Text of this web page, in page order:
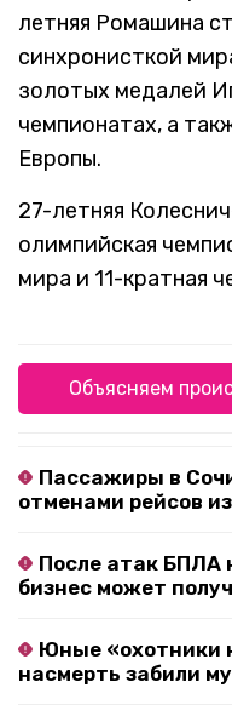
летняя Ромашина
синхронисткой
золотых медалей
чемпионатах, а
Европы.
27-летняя
олимпийская
мира и 11-кратная
Объясняем
Пассажиры в
отменами рейсов
После атак БПЛА
бизнес может
Юные «охотники
насмерть забили